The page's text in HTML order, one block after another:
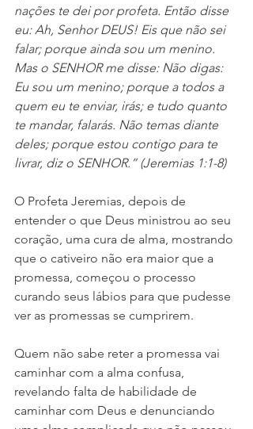
nações te dei por profeta. Então disse
eu: Ah, Senhor DEUS! Eis que não sei
falar; porque ainda sou um menino.
Mas o SENHOR me disse: Não digas:
Eu sou um menino; porque a todos a
quem eu te enviar, irás; e tudo quanto
te mandar, falarás. Não temas diante
deles; porque estou contigo para te
livrar, diz o SENHOR.” (Jeremias 1:1-8)
O Profeta Jeremias, depois de
entender o que Deus ministrou ao seu
coração, uma cura de alma, mostrando
que o cativeiro não era maior que a
promessa, começou o processo
curando seus lábios para que pudesse
ver as promessas se cumprirem.
Quem não sabe reter a promessa vai
caminhar com a alma confusa,
revelando falta de habilidade de
caminhar com Deus e denunciando